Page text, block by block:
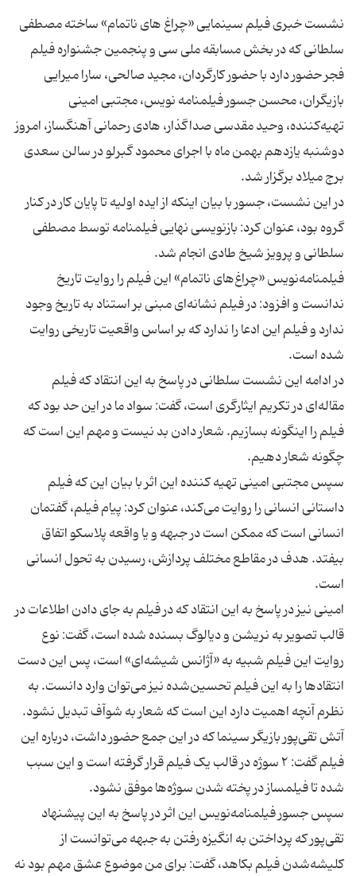
نشست خبری فیلم سینمایی «چراغ های ناتمام» ساخته مصطفی
سلطانی که در بخش مسابقه ملی سی و پنجمین جشنواره فیلم
فجر حضور دارد با حضور کارگردان، مجید صالحی، سارا میرایی
بازیگران، محسن جسور فیلمنامه نویس، مجتبی امینی
تهیه‌کننده، وحید مقدسی صداگذار، هادی رحمانی آهنگساز، امروز
دوشنبه یازدهم بهمن ماه با اجرای محمود گبرلو در سالن سعدی
در این نشست، جسور با بیان اینکه از ایده اولیه تا پایان کار در کنار
گروه بود، عنوان کرد: بازنویسی نهایی فیلمنامه توسط مصطفی
فیلمنامه‌نویس «چراغ‌های ناتمام» این فیلم را روایت تاریخ
ندانست و افزود: در فیلم نشانه‌ای مبنی بر استناد به تاریخ وجود
ندارد و فیلم این ادعا را ندارد که بر اساس واقعیت تاریخی روایت
در ادامه این نشست سلطانی در پاسخ به این انتقاد که فیلم
مقاله‌ای در تکریم ایثارگری است، گفت: سواد ما در این حد بود که
فیلم را اینگونه بسازیم. شعار دادن بد نیست و مهم این است که
سپس مجتبی امینی تهیه کننده این اثر با بیان این که فیلم
داستانی انسانی را روایت می‌کند، عنوان کرد: پیام فیلم، گفتمان
انسانی است که ممکن است در جبهه و یا واقعه پلاسکو اتفاق
بیفتد. هدف در مقاطع مختلف پردازش، رسیدن به تحول انسانی
امینی نیز در پاسخ به این انتقاد که در فیلم به جای دادن اطلاعات در
قالب تصویر به نریشن و دیالوگ بسنده شده است، گفت: نوع
روایت این فیلم شبیه به «آژانس شیشه‌ای» است، پس این دست
انتقادها را به این فیلم تحسین‌شده نیز می‌توان وارد دانست. به
آتش تقی‌پور بازیگر سینما که در این جمع حضور داشت، درباره این
فیلم گفت: ۲ سوژه در قالب یک فیلم قرار گرفته است و این سبب
سپس جسور فیلمنامه‌نویس این اثر در پاسخ به این پیشنهاد
تقی‌پور که پرداختن به انگیزه رفتن به جبهه می‌توانست از
کلیشه‌شدن فیلم بکاهد، گفت: برای من موضوع عشق مهم بود نه